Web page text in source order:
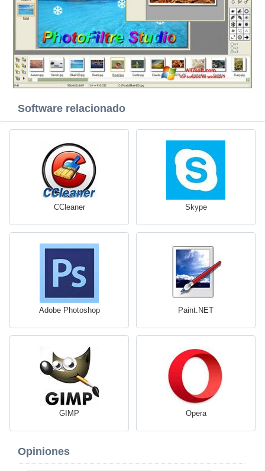
Software relacionado
CCleaner Skype
Adobe Photoshop Paint.NET
GIMP Opera
Opiniones